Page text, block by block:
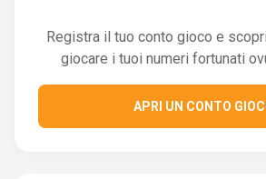
Registra il tuo conto gioco e
giocare i tuoi numeri fortunati
APRI UN CONTO